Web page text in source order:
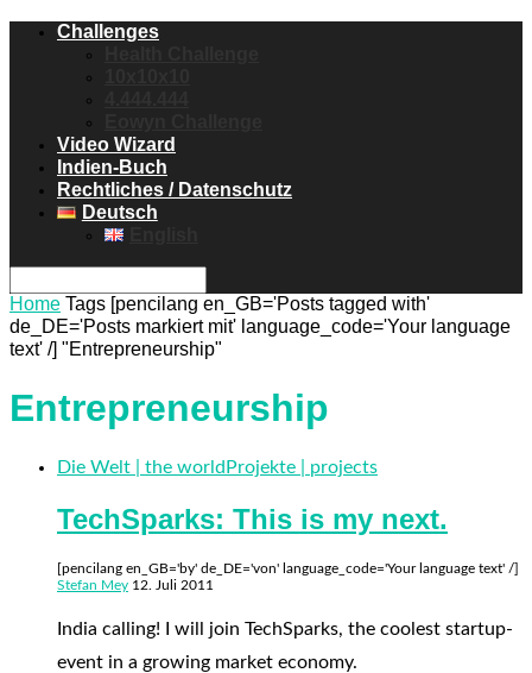
Challenges
Video Wizard
Indien-Buch
Rechtliches / Datenschutz
Deutsch
Home Tags [pencilang en_GB='Posts tagged with'
de_DE='Posts markiert mit' language_code='Your language
text' /] "Entrepreneurship"
Entrepreneurship
Die Welt | the world Projekte | projects
TechSparks: This is my next.
[pencilang en_GB='by' de_DE='von' language_code='Your language text' /]
Stefan Mey 12. Juli 2011
India calling! I will join TechSparks, the coolest startup-
event in a growing market economy.